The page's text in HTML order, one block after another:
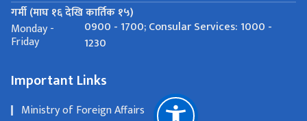
गर्मी (माघ १६ देखि कार्तिक १५)
Monday -
Friday
0900 - 1700; Consular Services: 1000 -
1230
Important Links
Ministry of Foreign Affairs